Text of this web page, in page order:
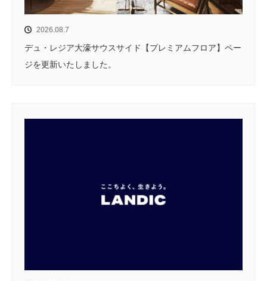
2026.08.7
デュ・レジア大濠サウスサイド【プレミアムフロア】ペー
ジを更新いたしました。